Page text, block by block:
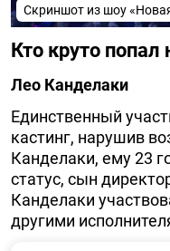
Скриншот из шоу
Кто круто попал
Лео Канделаки
Единственный
кастинг, нарушив
Канделаки, ему 23
статус, сын
Канделаки
другими